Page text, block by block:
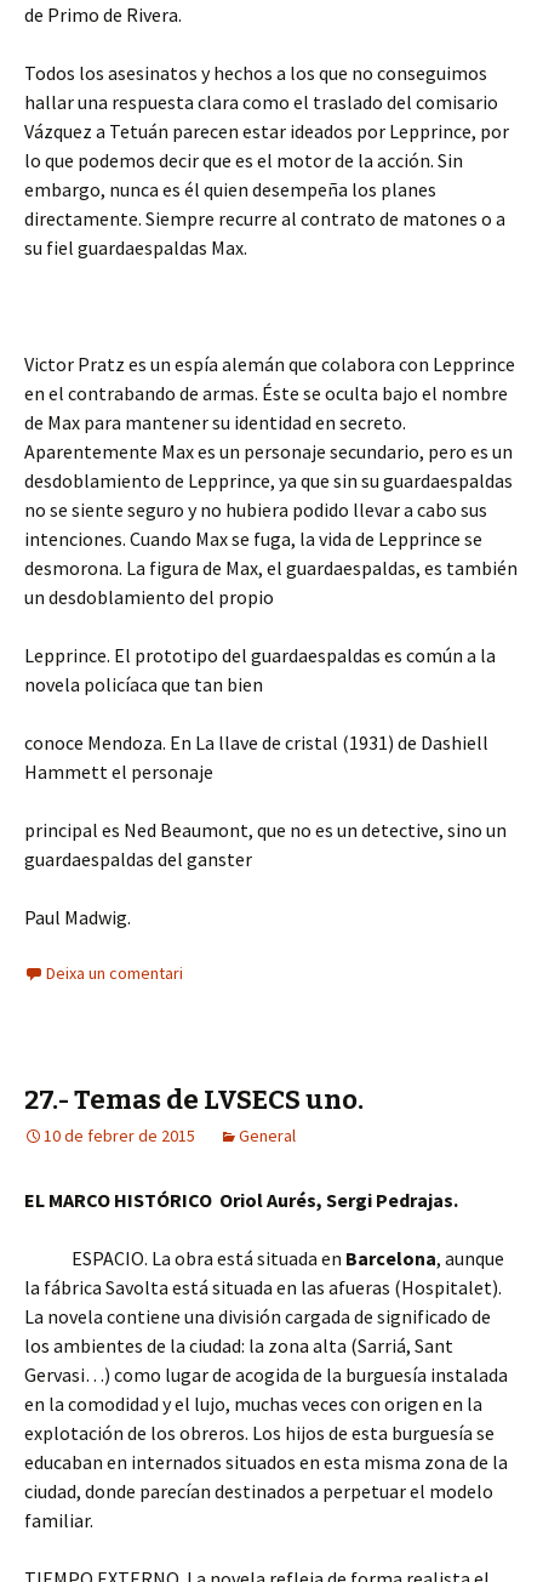
de Primo de Rivera.
Todos los asesinatos y hechos a los que no conseguimos
hallar una respuesta clara como el traslado del comisario
Vázquez a Tetuán parecen estar ideados por Lepprince, por
lo que podemos decir que es el motor de la acción. Sin
embargo, nunca es él quien desempeña los planes
directamente. Siempre recurre al contrato de matones o a
su fiel guardaespaldas Max.
Victor Pratz es un espía alemán que colabora con Lepprince
en el contrabando de armas. Éste se oculta bajo el nombre
de Max para mantener su identidad en secreto.
Aparentemente Max es un personaje secundario, pero es un
desdoblamiento de Lepprince, ya que sin su guardaespaldas
no se siente seguro y no hubiera podido llevar a cabo sus
intenciones. Cuando Max se fuga, la vida de Lepprince se
desmorona. La figura de Max, el guardaespaldas, es también
un desdoblamiento del propio
Lepprince. El prototipo del guardaespaldas es común a la
novela policíaca que tan bien
conoce Mendoza. En La llave de cristal (1931) de Dashiell
Hammett el personaje
principal es Ned Beaumont, que no es un detective, sino un
guardaespaldas del ganster
Paul Madwig.
Deixa un comentari
27.- Temas de LVSECS uno.
10 de febrer de 2015 General
EL MARCO HISTÓRICO Oriol Aurés, Sergi Pedrajas.
ESPACIO. La obra está situada en Barcelona, aunque
la fábrica Savolta está situada en las afueras (Hospitalet).
La novela contiene una división cargada de significado de
los ambientes de la ciudad: la zona alta (Sarriá, Sant
Gervasi…) como lugar de acogida de la burguesía instalada
en la comodidad y el lujo, muchas veces con origen en la
explotación de los obreros. Los hijos de esta burguesía se
educaban en internados situados en esta misma zona de la
ciudad, donde parecían destinados a perpetuar el modelo
familiar.